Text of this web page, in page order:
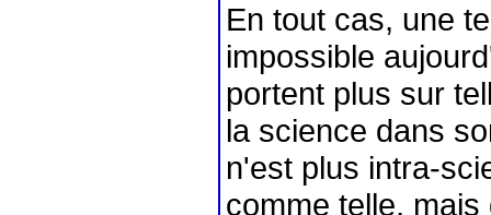
En tout cas, une
impossible
portent plus sur
la science dans
n'est plus intra-
comme telle,